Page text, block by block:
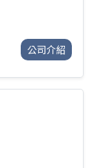
公司介紹